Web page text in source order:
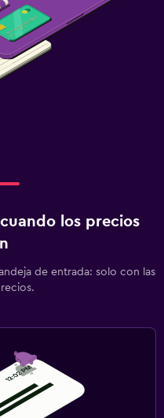
los precios
de entrada: solo con las